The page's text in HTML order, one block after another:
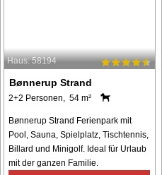
Haus: 58194
Bønnerup Strand
2+2 Personen, 54 m²
Bønnerup Strand Ferienpark mit
Pool, Sauna, Spielplatz, Tischtennis,
Billard und Minigolf. Ideal für Urlaub
mit der ganzen Familie.